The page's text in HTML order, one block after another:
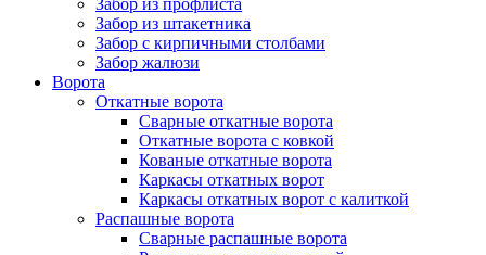
Забор из профлиста
Забор из штакетника
Забор с кирпичными столбами
Забор жалюзи
Ворота
Откатные ворота
Сварные откатные ворота
Откатные ворота с ковкой
Кованые откатные ворота
Каркасы откатных ворот
Каркасы откатных ворот с калиткой
Распашные ворота
Сварные распашные ворота